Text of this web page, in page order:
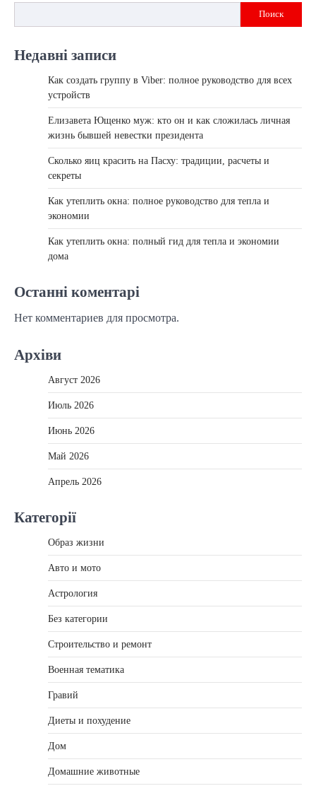
Поиск
Недавні записи
Как создать группу в Viber: полное руководство для всех
устройств
Елизавета Ющенко муж: кто он и как сложилась личная
жизнь бывшей невестки президента
Сколько яиц красить на Пасху: традиции, расчеты и
секреты
Как утеплить окна: полное руководство для тепла и
экономии
Как утеплить окна: полный гид для тепла и экономии
дома
Останні коментарі
Нет комментариев для просмотра.
Архіви
Август 2026
Июль 2026
Июнь 2026
Май 2026
Апрель 2026
Категорії
Образ жизни
Авто и мото
Астрология
Без категории
Строительство и ремонт
Военная тематика
Гравий
Диеты и похудение
Дом
Домашние животные